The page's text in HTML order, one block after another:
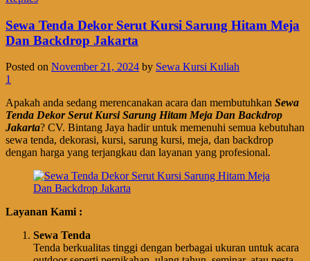
Sewa Tenda Dekor Serut Kursi Sarung Hitam Meja
Dan Backdrop Jakarta
Posted on November 21, 2024 by Sewa Kursi Kuliah
1
Apakah anda sedang merencanakan acara dan membutuhkan Sewa
Tenda Dekor Serut Kursi Sarung Hitam Meja Dan Backdrop
Jakarta? CV. Bintang Jaya hadir untuk memenuhi semua kebutuhan
sewa tenda, dekorasi, kursi, sarung kursi, meja, dan backdrop
dengan harga yang terjangkau dan layanan yang profesional.
Layanan Kami :
Sewa Tenda
Tenda berkualitas tinggi dengan berbagai ukuran untuk acara